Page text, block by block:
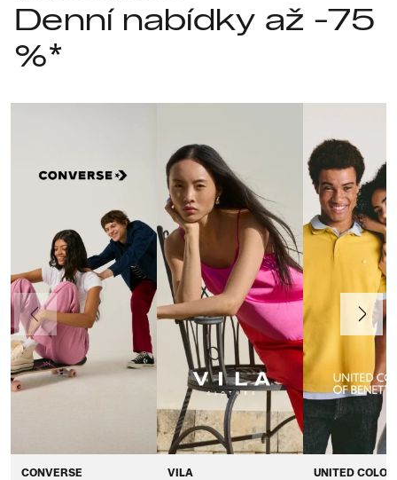
Denní nabídky až -75
%*
CONVERSE VILA UNITED
Předchozí Další